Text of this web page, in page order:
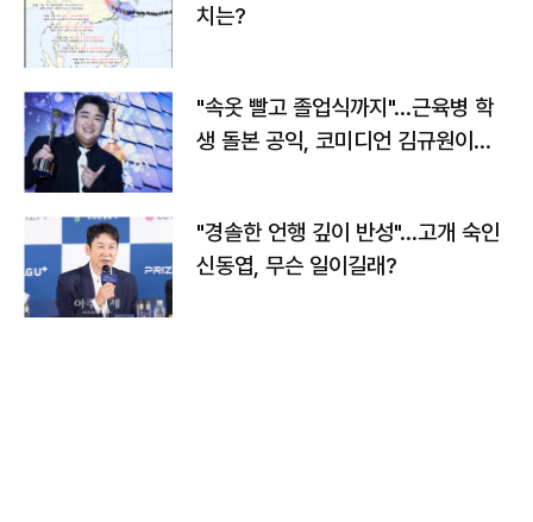
치는?
"속옷 빨고 졸업식까지"…근육병 학
생 돌본 공익, 코미디언 김규원이었
"경솔한 언행 깊이 반성"…고개 숙인
신동엽, 무슨 일이길래?